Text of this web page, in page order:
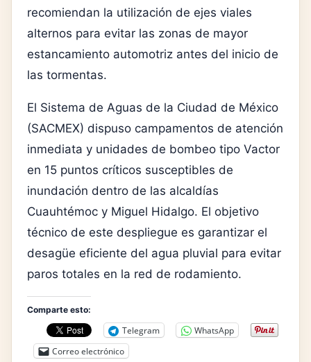
recomiendan la utilización de ejes viales
alternos para evitar las zonas de mayor
estancamiento automotriz antes del inicio de
las tormentas.
El Sistema de Aguas de la Ciudad de México
(SACMEX) dispuso campamentos de atención
inmediata y unidades de bombeo tipo Vactor
en 15 puntos críticos susceptibles de
inundación dentro de las alcaldías
Cuauhtémoc y Miguel Hidalgo. El objetivo
técnico de este despliegue es garantizar el
desagüe eficiente del agua pluvial para evitar
paros totales en la red de rodamiento.
Comparte esto:
Telegram
WhatsApp
Correo electrónico